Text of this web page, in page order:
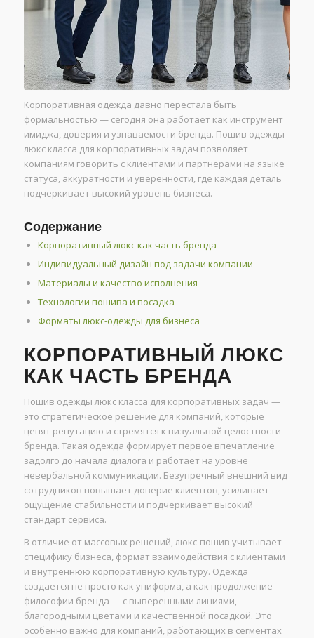
Корпоративная одежда давно перестала быть
формальностью — сегодня она работает как инструмент
имиджа, доверия и узнаваемости бренда. Пошив одежды
люкс класса для корпоративных задач позволяет
компаниям говорить с клиентами и партнёрами на языке
статуса, аккуратности и уверенности, где каждая деталь
подчеркивает высокий уровень бизнеса.
Содержание
Корпоративный люкс как часть бренда
Индивидуальный дизайн под задачи компании
Материалы и качество исполнения
Технологии пошива и посадка
Форматы люкс-одежды для бизнеса
КОРПОРАТИВНЫЙ ЛЮКС
КАК ЧАСТЬ БРЕНДА
Пошив одежды люкс класса для корпоративных задач —
это стратегическое решение для компаний, которые
ценят репутацию и стремятся к визуальной целостности
бренда. Такая одежда формирует первое впечатление
задолго до начала диалога и работает на уровне
невербальной коммуникации. Безупречный внешний вид
сотрудников повышает доверие клиентов, усиливает
ощущение стабильности и подчеркивает высокий
стандарт сервиса.
В отличие от массовых решений, люкс-пошив учитывает
специфику бизнеса, формат взаимодействия с клиентами
и внутреннюю корпоративную культуру. Одежда
создается не просто как униформа, а как продолжение
философии бренда — с выверенными линиями,
благородными цветами и качественной посадкой. Это
особенно важно для компаний, работающих в сегментах